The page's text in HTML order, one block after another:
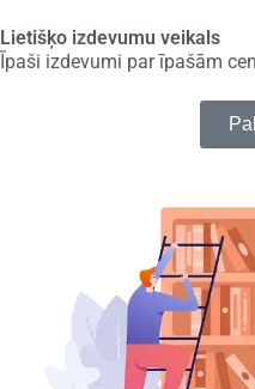
Lietišķo izdevumu veikals
Īpaši izdevumi par īpašām